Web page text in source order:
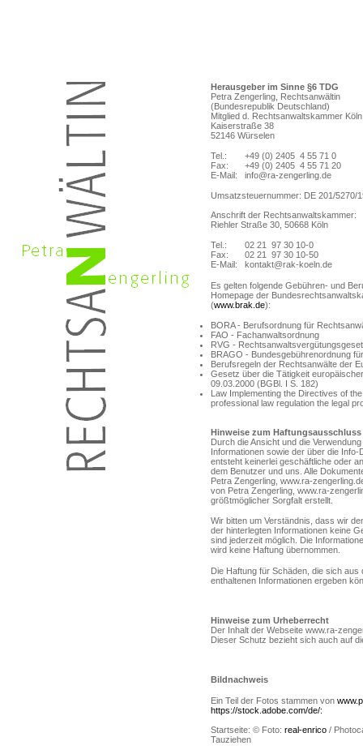
Herausgeber im Sinne §6 TDG
Petra Zengerling, Rechtsanwältin
(Bundesrepublik Deutschland)
Mitglied d. Rechtsanwaltskammer Köln
Kaiserstraße 38
52146 Würselen
Tel.:
Fax:
E-Mail:
+49 (0) 2405 4 55 71 0
+49 (0) 2405 4 55 71 20
info@ra-zengerling.de
Umsatzsteuernummer: DE 201/5270/
Anschrift der Rechtsanwaltskammer:
Riehler Straße 30, 50668 Köln
Tel.:
Fax:
E-Mail:
02 21 97 30 10-0
02 21 97 30 10-50
kontakt@rak-koeln.de
Es gelten folgende Gebühren- und
Homepage der
(www.brak.de):
BORA - Berufsordnung für
FAO - Fachanwaltsordnung
RVG -
BRAGO - Bundesgebührenordnung
Berufsregeln der Rechtsanwälte der
Gesetz über die Tätigkeit
09.03.2000 (BGBl. I S. 182)
Law Implementing the Directives of
professional law regulation the legal
Hinweise zum Haftungsausschluss
Durch die Ansicht und die
Informationen sowie der über die
entsteht keinerlei geschäftliche oder
dem Benutzer und uns. Alle
Petra Zengerling, www.ra-
von Petra Zengerling, www.ra-
größtmöglicher Sorgfalt erstellt.
Wir bitten um Verständnis, dass wir
der hinterlegten Informationen keine
sind jederzeit möglich. Die
wird keine Haftung übernommen.
Die Haftung für Schäden, die sich
enthaltenen Informationen ergeben
Hinweise zum Urheberrecht
Der Inhalt der Webseite www.ra-
Dieser Schutz bezieht sich auch auf
Bildnachweis
Ein Teil der Fotos stammen von
https://stock.adobe.com/de/:
Startseite: © Foto: real-enrico /
Tauziehen